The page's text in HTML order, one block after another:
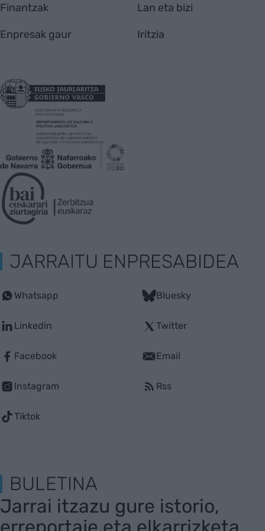
Finantzak
Enpresak gaur
Lan eta bizi
Iritzia
JARRAITU ENPRESABIDEA
Whatsapp
Linkedin
Facebook
Instagram
Tiktok
Bluesky
Twitter
Email
Rss
BULETINA
Jarrai itzazu gure istorio,